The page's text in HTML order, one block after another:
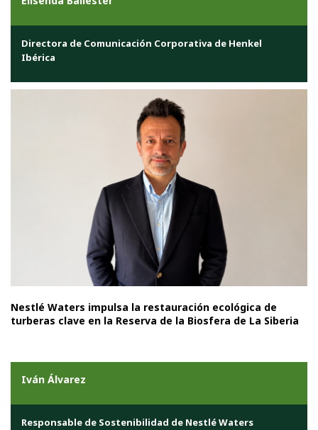
Directora de Comunicación Corporativa de Henkel
Ibérica
Nestlé Waters impulsa la restauración ecológica de
turberas clave en la Reserva de la Biosfera de La Siberia
Iván Álvarez
Responsable de Sostenibilidad de Nestlé Waters